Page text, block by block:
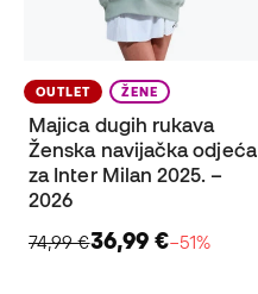
OUTLET ŽENE
Majica dugih rukava
Ženska navijačka odjeća
za Inter Milan 2025. –
2026
74,99 €36,99 €−51%